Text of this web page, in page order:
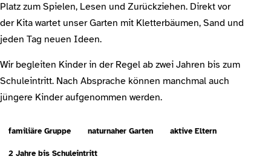
Platz zum Spielen, Lesen und Zurückziehen. Direkt vor
der Kita wartet unser Garten mit Kletterbäumen, Sand und
jeden Tag neuen Ideen.
Wir begleiten Kinder in der Regel ab zwei Jahren bis zum
Schuleintritt. Nach Absprache können manchmal auch
jüngere Kinder aufgenommen werden.
familiäre Gruppe naturnaher Garten aktive Eltern
2 Jahre bis Schuleintritt